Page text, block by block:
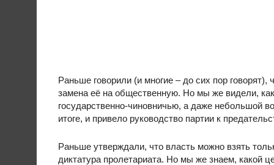
Раньше говорили (и многие – до сих пор говорят),
замена её на общественную. Но мы же видели,
государственно-чиновничью, а даже небольшой
итоге, и привело руководство партии к
Раньше утверждали, что власть можно взять
диктатура пролетариата. Но мы же знаем, какой